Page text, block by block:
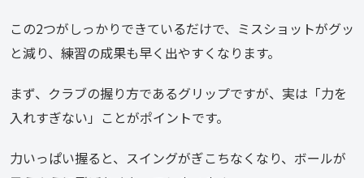
この2つがしっかりできているだけで、ミスショットがグッ
と減り、練習の成果も早く出やすくなります。
まず、クラブの握り方であるグリップですが、実は「力を
入れすぎない」ことがポイントです。
力いっぱい握ると、スイングがぎこちなくなり、ボールが